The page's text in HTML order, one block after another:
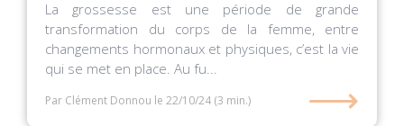
La grossesse est une période de grande
transformation du corps de la femme, entre
changements hormonaux et physiques, c’est la vie
qui se met en place. Au fu...
Par Clément Donnou le 22/10/24 (3 min.) ⟶